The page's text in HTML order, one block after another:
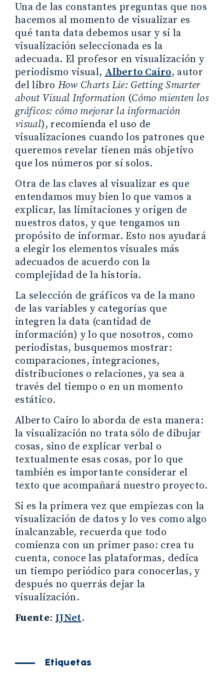
Una de las constantes preguntas que nos
hacemos al momento de visualizar es
qué tanta data debemos usar y si la
visualización seleccionada es la
adecuada. El profesor en visualización y
periodismo visual, Alberto Cairo, autor
del libro How Charts Lie: Getting Smarter
about Visual Information (Cómo mienten los
gráficos: cómo mejorar la información
visual), recomienda el uso de
visualizaciones cuando los patrones que
queremos revelar tienen más objetivo
que los números por sí solos.
Otra de las claves al visualizar es que
entendamos muy bien lo que vamos a
explicar, las limitaciones y origen de
nuestros datos, y que tengamos un
propósito de informar. Esto nos ayudará
a elegir los elementos visuales más
adecuados de acuerdo con la
complejidad de la historia.
La selección de gráficos va de la mano
de las variables y categorías que
integren la data (cantidad de
información) y lo que nosotros, como
periodistas, busquemos mostrar:
comparaciones, integraciones,
distribuciones o relaciones, ya sea a
través del tiempo o en un momento
estático.
Alberto Cairo lo aborda de esta manera:
la visualización no trata sólo de dibujar
cosas, sino de explicar verbal o
textualmente esas cosas, por lo que
también es importante considerar el
texto que acompañará nuestro proyecto.
Si es la primera vez que empiezas con la
visualización de datos y lo ves como algo
inalcanzable, recuerda que todo
comienza con un primer paso: crea tu
cuenta, conoce las plataformas, dedica
un tiempo periódico para conocerlas, y
después no querrás dejar la
visualización.
Fuente: IJNet.
Etiquetas